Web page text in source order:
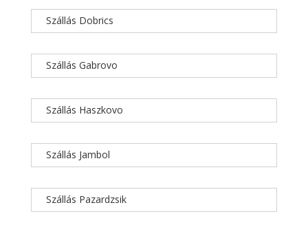
Szállás Dobrics
Szállás Gabrovo
Szállás Haszkovo
Szállás Jambol
Szállás Pazardzsik